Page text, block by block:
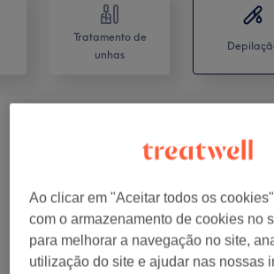
Tratamento de
unhas
Depilação Permanente ( 2)
Mulher - Depilação Facial A Cera (2)
Ao clicar em "Aceitar todos os
com o armazenamento de cookies no
para melhorar a navegação no site,
utilização do site e ajudar nas nossas